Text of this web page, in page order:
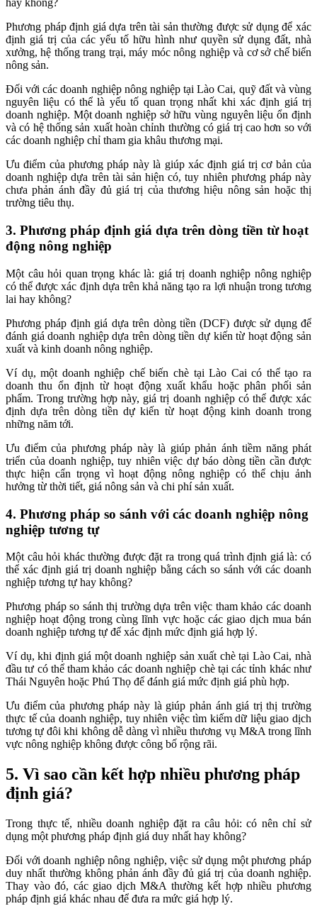
hay không?
Phương pháp định giá dựa trên tài sản thường được sử dụng để xác
định giá trị của các yếu tố hữu hình như quyền sử dụng đất, nhà
xưởng, hệ thống trang trại, máy móc nông nghiệp và cơ sở chế biến
nông sản.
Đối với các doanh nghiệp nông nghiệp tại Lào Cai, quỹ đất và vùng
nguyên liệu có thể là yếu tố quan trọng nhất khi xác định giá trị
doanh nghiệp. Một doanh nghiệp sở hữu vùng nguyên liệu ổn định
và có hệ thống sản xuất hoàn chỉnh thường có giá trị cao hơn so với
các doanh nghiệp chỉ tham gia khâu thương mại.
Ưu điểm của phương pháp này là giúp xác định giá trị cơ bản của
doanh nghiệp dựa trên tài sản hiện có, tuy nhiên phương pháp này
chưa phản ánh đầy đủ giá trị của thương hiệu nông sản hoặc thị
trường tiêu thụ.
3. Phương pháp định giá dựa trên dòng tiền từ hoạt
động nông nghiệp
Một câu hỏi quan trọng khác là: giá trị doanh nghiệp nông nghiệp
có thể được xác định dựa trên khả năng tạo ra lợi nhuận trong tương
lai hay không?
Phương pháp định giá dựa trên dòng tiền (DCF) được sử dụng để
đánh giá doanh nghiệp dựa trên dòng tiền dự kiến từ hoạt động sản
xuất và kinh doanh nông nghiệp.
Ví dụ, một doanh nghiệp chế biến chè tại Lào Cai có thể tạo ra
doanh thu ổn định từ hoạt động xuất khẩu hoặc phân phối sản
phẩm. Trong trường hợp này, giá trị doanh nghiệp có thể được xác
định dựa trên dòng tiền dự kiến từ hoạt động kinh doanh trong
những năm tới.
Ưu điểm của phương pháp này là giúp phản ánh tiềm năng phát
triển của doanh nghiệp, tuy nhiên việc dự báo dòng tiền cần được
thực hiện cẩn trọng vì hoạt động nông nghiệp có thể chịu ảnh
hưởng từ thời tiết, giá nông sản và chi phí sản xuất.
4. Phương pháp so sánh với các doanh nghiệp nông
nghiệp tương tự
Một câu hỏi khác thường được đặt ra trong quá trình định giá là: có
thể xác định giá trị doanh nghiệp bằng cách so sánh với các doanh
nghiệp tương tự hay không?
Phương pháp so sánh thị trường dựa trên việc tham khảo các doanh
nghiệp hoạt động trong cùng lĩnh vực hoặc các giao dịch mua bán
doanh nghiệp tương tự để xác định mức định giá hợp lý.
Ví dụ, khi định giá một doanh nghiệp sản xuất chè tại Lào Cai, nhà
đầu tư có thể tham khảo các doanh nghiệp chè tại các tỉnh khác như
Thái Nguyên hoặc Phú Thọ để đánh giá mức định giá phù hợp.
Ưu điểm của phương pháp này là giúp phản ánh giá trị thị trường
thực tế của doanh nghiệp, tuy nhiên việc tìm kiếm dữ liệu giao dịch
tương tự đôi khi không dễ dàng vì nhiều thương vụ M&A trong lĩnh
vực nông nghiệp không được công bố rộng rãi.
5. Vì sao cần kết hợp nhiều phương pháp
định giá?
Trong thực tế, nhiều doanh nghiệp đặt ra câu hỏi: có nên chỉ sử
dụng một phương pháp định giá duy nhất hay không?
Đối với doanh nghiệp nông nghiệp, việc sử dụng một phương pháp
duy nhất thường không phản ánh đầy đủ giá trị của doanh nghiệp.
Thay vào đó, các giao dịch M&A thường kết hợp nhiều phương
pháp định giá khác nhau để đưa ra mức giá hợp lý.